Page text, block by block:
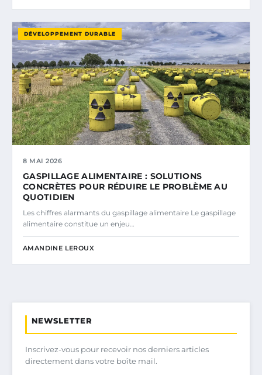
DÉVELOPPEMENT DURABLE
8 MAI 2026
GASPILLAGE ALIMENTAIRE : SOLUTIONS
CONCRÈTES POUR RÉDUIRE LE PROBLÈME AU
QUOTIDIEN
Les chiffres alarmants du gaspillage alimentaire Le gaspillage
alimentaire constitue un enjeu…
AMANDINE LEROUX
NEWSLETTER
Inscrivez-vous pour recevoir nos derniers articles
directement dans votre boîte mail.